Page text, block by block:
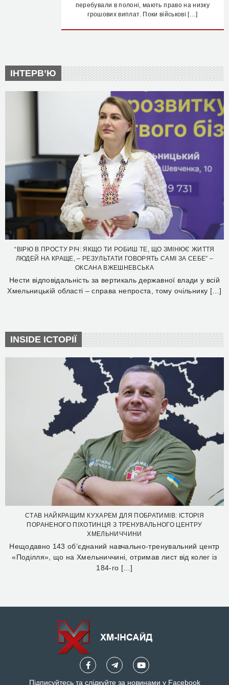
перебували в полоні, мають право на низку
грошових виплат. Поки військові […]
ІНТЕРВ’Ю
“ВІРЮ В ПРОСТУ РІЧ: ЯКЩО ТИ РОБИШ ТЕ, ЩО ЗМІНЮЄ ЖИТТЯ
ЛЮДЕЙ НА КРАЩЕ, – РЕЗУЛЬТАТИ ГОВОРЯТЬ САМІ ЗА СЕБЕ” –
ОКСАНА ВЖЕШНЕВСЬКА
Нести відповідальність за вертикаль державної влади у всій
Хмельницькій області – справа непроста, тому очільнику […]
INSIDE ІСТОРІЇ
СТАВ НАЙКРАЩИМ КУХАРЕМ ДЛЯ ПОБРАТИМІВ: ІСТОРІЯ
ПОРАНЕНОГО ПІХОТИНЦЯ З ТРЕНУВАЛЬНОГО ЦЕНТРУ
ХМЕЛЬНИЧЧИНИ
Нещодавно 143 об’єднаний навчально-тренувальний центр
«Поділля», що на Хмельниччині, отримав лист від колег із
184-го […]
Підписуйтесь та слідкуйте за новинами у Facebook